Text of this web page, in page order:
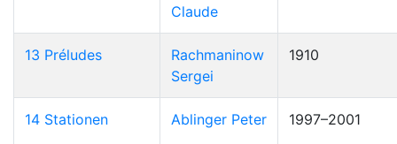
Claude
13 Préludes
Rachmaninow
Sergei
1910
14 Stationen Ablinger Peter 1997–2001